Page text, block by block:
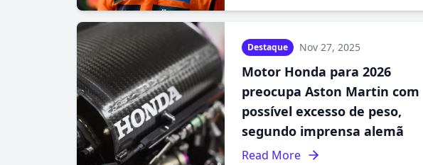
Destaque Nov 27, 2025
Motor Honda para 2026
preocupa Aston Martin com
possível excesso de peso,
segundo imprensa alemã
Read More